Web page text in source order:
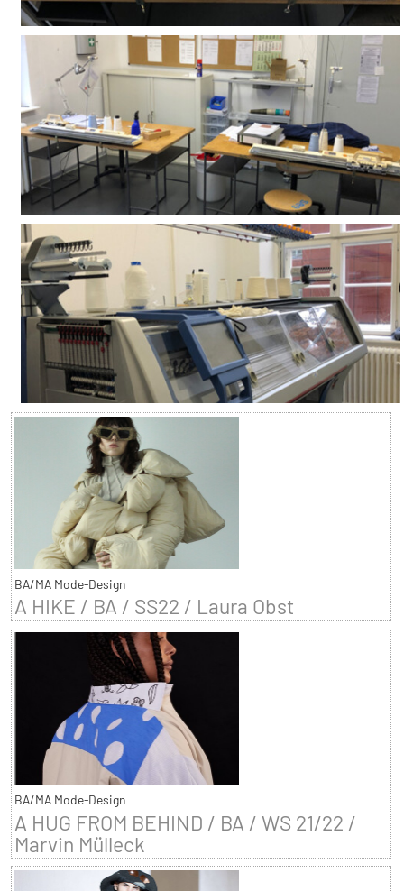
BA/MA Mode-Design
A HIKE / BA / SS22 / Laura Obst
BA/MA Mode-Design
A HUG FROM BEHIND / BA / WS 21/22 /
Marvin Mülleck